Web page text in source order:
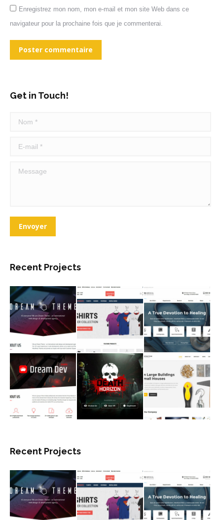
Enregistrez mon nom, mon e-mail et mon site Web dans ce
navigateur pour la prochaine fois que je commenterai.
Poster commentaire
Get in Touch!
Nom *
E-mail *
Message
Envoyer
Recent Projects
Recent Projects